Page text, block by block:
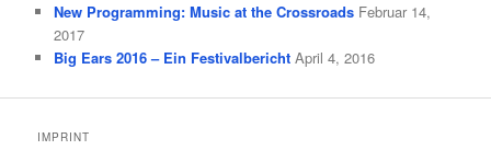
New Programming: Music at the Crossroads Februar 14,
2017
Big Ears 2016 – Ein Festivalbericht April 4, 2016
IMPRINT